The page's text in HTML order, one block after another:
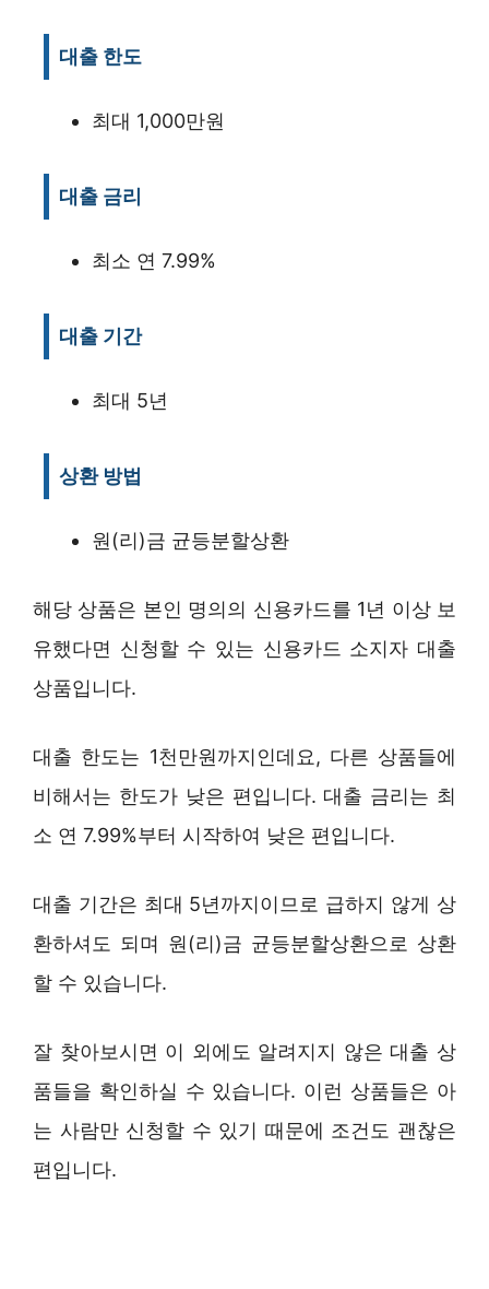
대출 한도
최대 1,000만원
대출 금리
최소 연 7.99%
대출 기간
최대 5년
상환 방법
원(리)금 균등분할상환
해당 상품은 본인 명의의 신용카드를 1년 이상 보
유했다면 신청할 수 있는 신용카드 소지자 대출
상품입니다.
대출 한도는 1천만원까지인데요, 다른 상품들에
비해서는 한도가 낮은 편입니다. 대출 금리는 최
소 연 7.99%부터 시작하여 낮은 편입니다.
대출 기간은 최대 5년까지이므로 급하지 않게 상
환하셔도 되며 원(리)금 균등분할상환으로 상환
할 수 있습니다.
잘 찾아보시면 이 외에도 알려지지 않은 대출 상
품들을 확인하실 수 있습니다. 이런 상품들은 아
는 사람만 신청할 수 있기 때문에 조건도 괜찮은
편입니다.